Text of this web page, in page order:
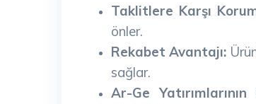
Taklitlere Karşı
önler.
Rekabet Avantajı:
sağlar.
Ar-Ge Yatırımlarının